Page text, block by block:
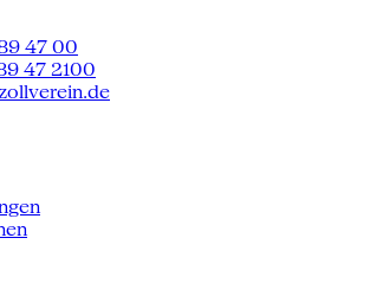
47 00
47 2100